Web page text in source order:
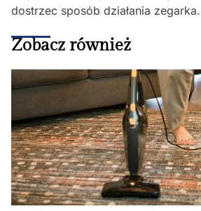
dostrzec sposób działania zegarka.
Zobacz również